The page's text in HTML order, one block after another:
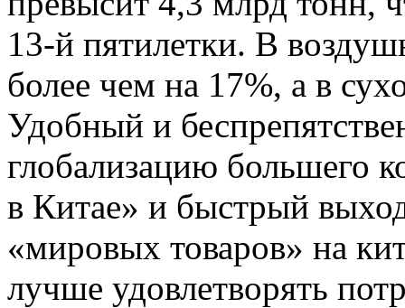
13-й пятилетки. В
более чем на 17%, а в
Удобный и
глобализацию большего
в Китае» и быстрый
«мировых товаров» на
лучше удовлетворять